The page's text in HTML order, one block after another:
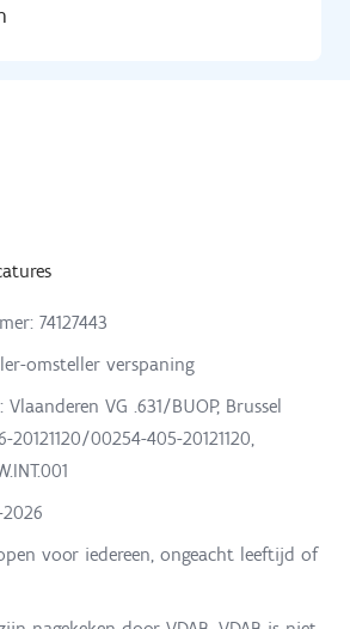
74127443
omsteller verspaning
VG .631/BUOP, Brussel
00254-405-20121120,
voor iedereen, ongeacht leeftijd of